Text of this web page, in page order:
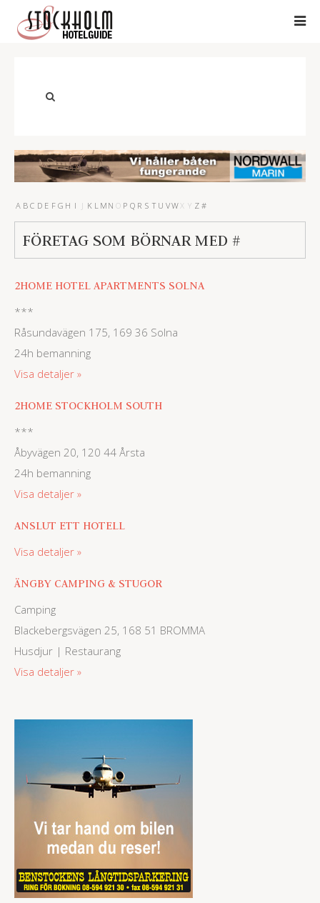
A B C D E F G H I J K L M N O P Q R S T U VWX Y Z #
FÖRETAG SOM BÖRNAR MED #
2HOME HOTEL APARTMENTS SOLNA
***
Råsundavägen 175, 169 36 Solna
24h bemanning
Visa detaljer
2HOME STOCKHOLM SOUTH
***
Åbyvägen 20, 120 44 Årsta
24h bemanning
Visa detaljer
ANSLUT ETT HOTELL
Visa detaljer
ÄNGBY CAMPING & STUGOR
Camping
Blackebergsvägen 25, 168 51 BROMMA
Husdjur | Restaurang
Visa detaljer